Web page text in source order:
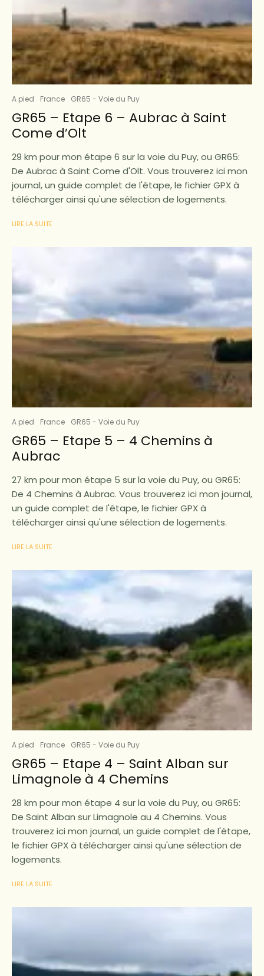
A pied France GR65 - Voie du Puy
GR65 – Etape 6 – Aubrac à Saint
Come d’Olt
29 km pour mon étape 6 sur la voie du Puy, ou GR65:
De Aubrac à Saint Come d'Olt. Vous trouverez ici mon
journal, un guide complet de l'étape, le fichier GPX à
télécharger ainsi qu'une sélection de logements.
LIRE LA SUITE
A pied France GR65 - Voie du Puy
GR65 – Etape 5 – 4 Chemins à
Aubrac
27 km pour mon étape 5 sur la voie du Puy, ou GR65:
De 4 Chemins à Aubrac. Vous trouverez ici mon journal,
un guide complet de l'étape, le fichier GPX à
télécharger ainsi qu'une sélection de logements.
LIRE LA SUITE
A pied France GR65 - Voie du Puy
GR65 – Etape 4 – Saint Alban sur
Limagnole à 4 Chemins
28 km pour mon étape 4 sur la voie du Puy, ou GR65:
De Saint Alban sur Limagnole au 4 Chemins. Vous
trouverez ici mon journal, un guide complet de l'étape,
le fichier GPX à télécharger ainsi qu'une sélection de
logements.
LIRE LA SUITE